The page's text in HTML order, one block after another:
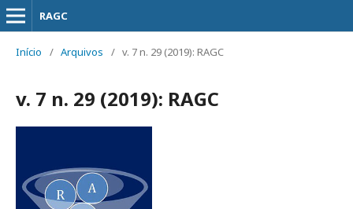
RAGC
Início / Arquivos / v. 7 n. 29 (2019): RAGC
v. 7 n. 29 (2019): RAGC